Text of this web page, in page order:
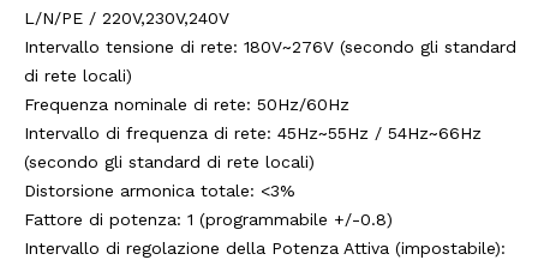
L/N/PE / 220V,230V,240V
Intervallo tensione di rete: 180V~276V (secondo gli standard
di rete locali)
Frequenza nominale di rete: 50Hz/60Hz
Intervallo di frequenza di rete: 45Hz~55Hz / 54Hz~66Hz
(secondo gli standard di rete locali)
Distorsione armonica totale: <3%
Fattore di potenza: 1 (programmabile +/-0.8)
Intervallo di regolazione della Potenza Attiva (impostabile):